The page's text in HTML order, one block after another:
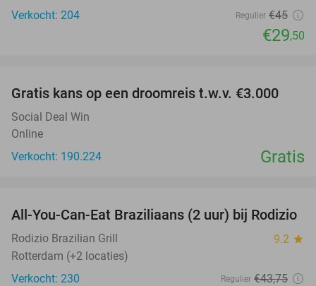
Verkocht: 204
Regulier €45
€29,50
Gratis kans op een droomreis t.w.v. €3.000
Social Deal Win
Online
Verkocht: 190.224
Gratis
23%
All-You-Can-Eat Braziliaans (2 uur) bij Rodizio
Rodizio Brazilian Grill 9.2 star
Rotterdam (+2 locaties)
Verkocht: 230
Regulier €43,75